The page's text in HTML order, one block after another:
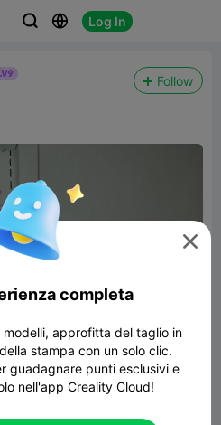
  Log In
Follow

completa
approfitta del taglio in
stampa con un solo clic.
guadagnare punti esclusivi e
nell'app Creality Cloud!